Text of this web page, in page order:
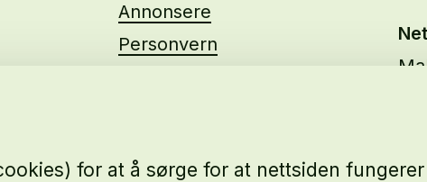
for at å sørge for at nettsiden
Annonsere
Personvern